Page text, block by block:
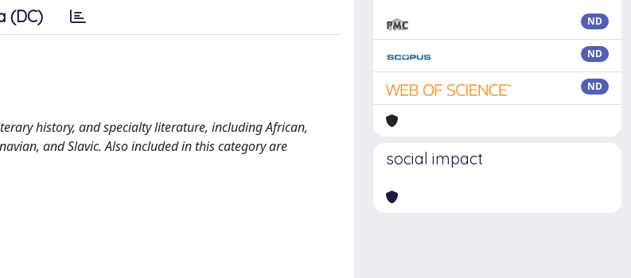
(DC)
history, and specialty literature, including African,
and Slavic. Also included in this category are
ND
ND
ND
social impact